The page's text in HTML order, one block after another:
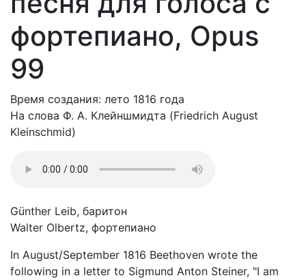
фортепиано, Opus
99
Время создания: лето 1816 года
На слова Ф. А. Клейншмидта (Friedrich August
Kleinschmid)
Günther Leib, баритон
Walter Olbertz, фортепиано
In August/September 1816 Beethoven wrote the
following in a letter to Sigmund Anton Steiner, "I am